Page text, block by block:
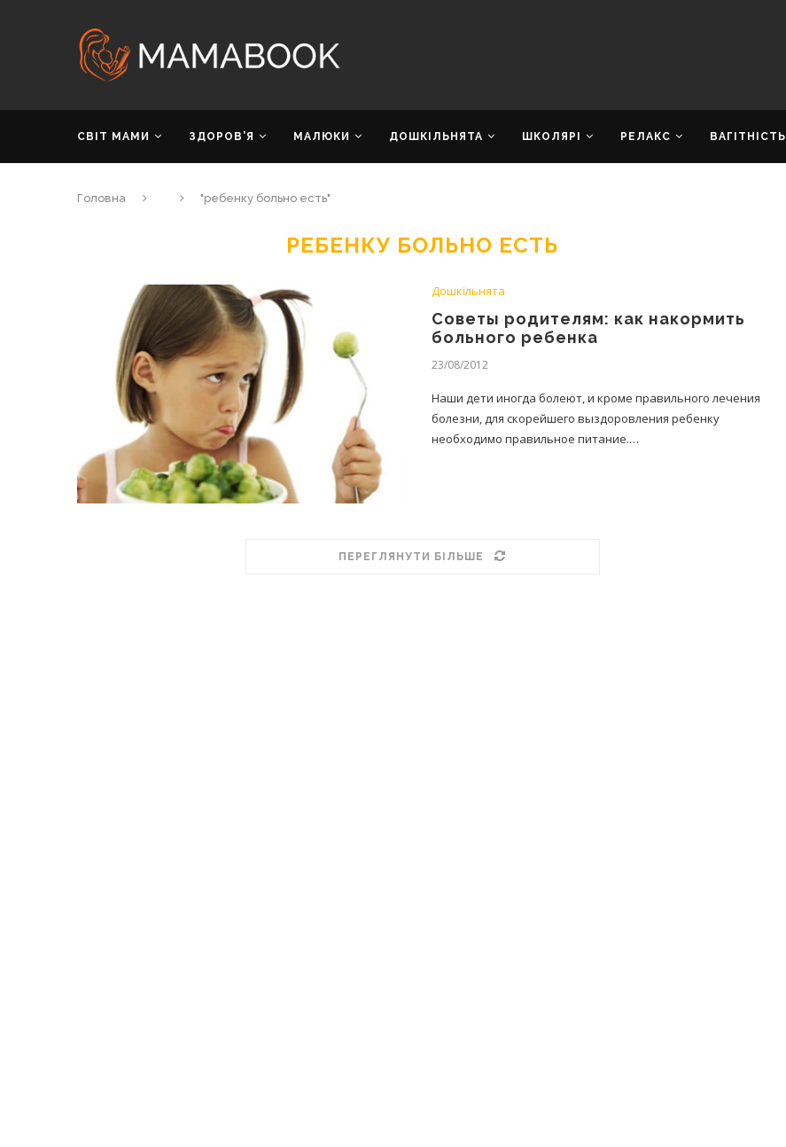
СВІТ МАМИ ЗДОРОВ’Я МАЛЮКИ ДОШКІЛЬНЯТА ШКОЛЯРІ РЕЛАКС ВАГІТНІСТЬ
Головна "ребенку больно есть"
РЕБЕНКУ БОЛЬНО ЕСТЬ
Дошкільнята
Советы родителям: как накормить
больного ребенка
23/08/2012
Наши дети иногда болеют, и кроме правильного лечения
болезни, для скорейшего выздоровления ребенку
необходимо правильное питание.…
ПЕРЕГЛЯНУТИ БІЛЬШЕ